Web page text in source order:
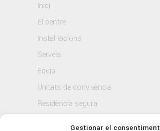
Gestionar el consentiment
Inici
El centre
Instal·lacions
Serveis
Equip
Unitats de convivència
Residència segura